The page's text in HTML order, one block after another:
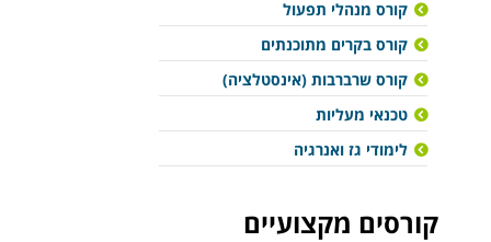
קורס מנהלי תפעול
קורס בקרים מתוכנתים
קורס שרברבות (אינסטלציה)
טכנאי מעליות
לימודי גז ואנרגיה
קורסים מקצועיים